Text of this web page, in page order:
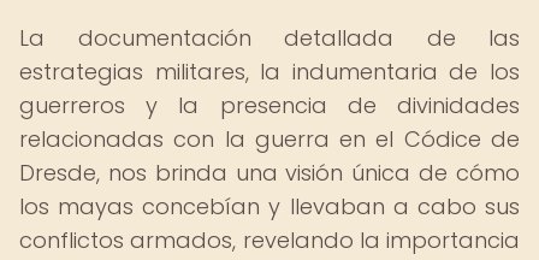
La documentación detallada de las
estrategias militares, la indumentaria de los
guerreros y la presencia de divinidades
relacionadas con la guerra en el Códice de
Dresde, nos brinda una visión única de cómo
los mayas concebían y llevaban a cabo sus
conflictos armados, revelando la importancia